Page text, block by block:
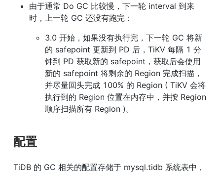
由于通常 Do GC 比较慢，下一轮 interval 到来
时，上一轮 GC 还没有跑完：
3.0 开始，如果没有执行完，下一轮 GC 将新
的 safepoint 更新到 PD 后，TiKV 每隔 1 分
钟到 PD 获取新的 safepoint，获取后会使用
新的 safepoint 将剩余的 Region 完成扫描，
并尽量回头完成 100% 的 Region ( TiKV 会将
执行到的 Region 位置在内存中，并按 Region
顺序扫描所有 Region )。
配置
TiDB 的 GC 相关的配置存储于 mysql.tidb 系统表中，